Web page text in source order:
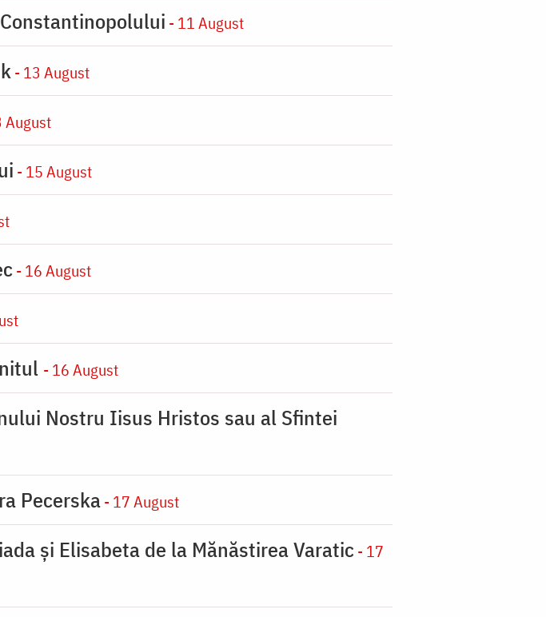
- 11 August
- 13 August
August
- 15 August
- 16 August
- 16 August
Nostru Iisus Hristos sau al Sfintei
Pecerska- 17 August
și Elisabeta de la Mănăstirea Varatic - 17